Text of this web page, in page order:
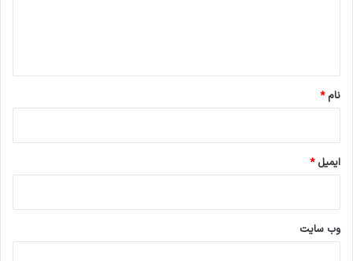
نام*
ایمیل*
وب‌ سایت